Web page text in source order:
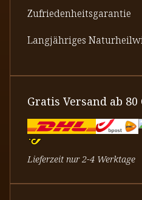
Zufriedenheitsgarantie
Langjähriges
Gratis Versand ab 80
Lieferzeit nur 2-4 Werktage